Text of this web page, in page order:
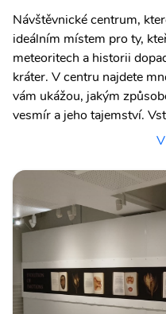
Návštěvnické centrum,
ideálním místem pro ty,
meteoritech a historii
kráter. V centru najdete
vám ukážou, jakým
vesmír a jeho tajemství.